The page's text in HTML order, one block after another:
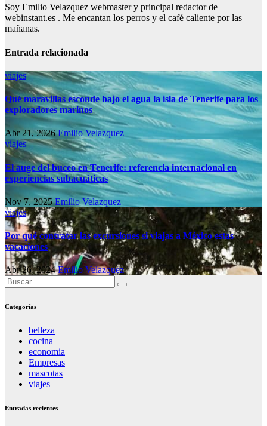
Soy Emilio Velazquez webmaster y principal redactor de
webinstant.es . Me encantan los perros y el café caliente por las
mañanas.
Entrada relacionada
viajes
Qué maravillas esconde bajo el agua la isla de Tenerife para los
exploradores marinos
Abr 21, 2026Emilio Velazquez
viajes
El auge del buceo en Tenerife: referencia internacional en
experiencias subacuáticas
Nov 7, 2025Emilio Velazquez
viajes
Por qué contratar las excursiones si viajas a México estas
vacaciones
Abr 26, 2024Emilio Velazquez
Categorías
belleza
cocina
economia
Empresas
mascotas
viajes
Entradas recientes